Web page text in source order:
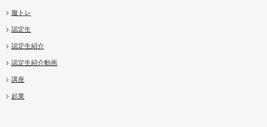
服トレ
認定生
認定生紹介
認定生紹介動画
講座
起業